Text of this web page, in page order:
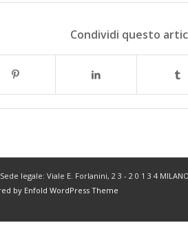
Condividi questo
Sede legale: Viale E. Forlanini, 2 3 - 2 0 1 3 4
by Enfold WordPress Theme